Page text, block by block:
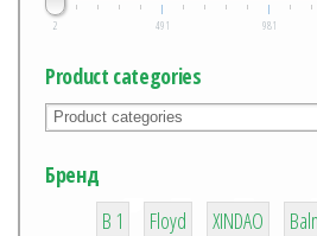
2 491 981
Product categories
Бренд
B 1
2
Floyd
1
XINDAO